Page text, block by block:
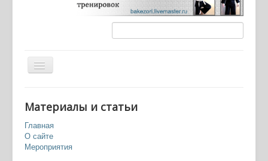
Вы здесь:
Нанониндзя (Nano Ninja)
Материалы и статьи
Главная
О сайте
Мероприятия